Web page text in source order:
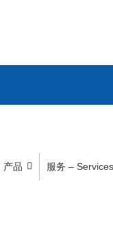
产品 服务 – Services